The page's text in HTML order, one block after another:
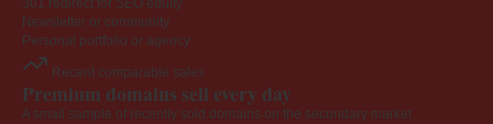
301 redirect for SEO equity
Newsletter or community
Personal portfolio or agency
Recent comparable sales
Premium domains sell every day
A small sample of recently sold domains on the secondary market.